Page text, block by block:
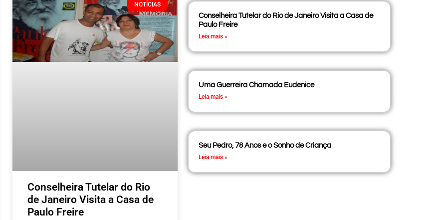
NOTÍCIAS
Conselheira Tutelar do Rio
de Janeiro Visita a Casa de
Paulo Freire
Conselheira Tutelar do Rio de Janeiro Visita a Casa de
Paulo Freire
Leia mais »
Uma Guerreira Chamada Eudenice
Leia mais »
Seu Pedro, 78 Anos e o Sonho de Criança
Leia mais »